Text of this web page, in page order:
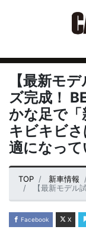
【最新モ
ズ完成！
かな足で「
キビキビ
適になって
TOP 新車情報
【最新モデル試乗】MINI JCWシリ
Facebook X